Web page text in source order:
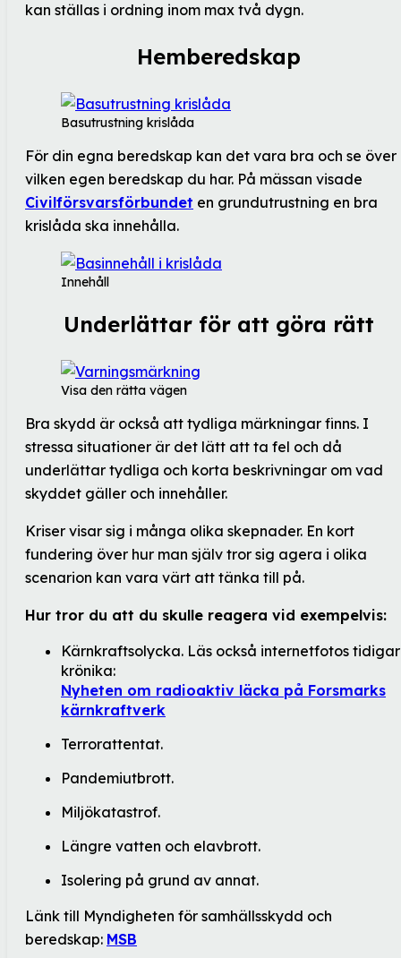
kan ställas i ordning inom max två dygn.
Hemberedskap
Basutrustning krislåda
För din egna beredskap kan det vara bra och se över
vilken egen beredskap du har. På mässan visade
Civilförsvarsförbundet en grundutrustning en bra
krislåda ska innehålla.
Innehåll
Underlättar för att göra rätt
Visa den rätta vägen
Bra skydd är också att tydliga märkningar finns. I
stressa situationer är det lätt att ta fel och då
underlättar tydliga och korta beskrivningar om vad
skyddet gäller och innehåller.
Kriser visar sig i många olika skepnader. En kort
fundering över hur man själv tror sig agera i olika
scenarion kan vara värt att tänka till på.
Hur tror du att du skulle reagera vid exempelvis:
Kärnkraftsolycka. Läs också internetfotos
krönika:
Nyheten om radioaktiv läcka på Forsmarks
kärnkraftverk
Terrorattentat.
Pandemiutbrott.
Miljökatastrof.
Längre vatten och elavbrott.
Isolering på grund av annat.
Länk till Myndigheten för samhällsskydd och
beredskap: MSB